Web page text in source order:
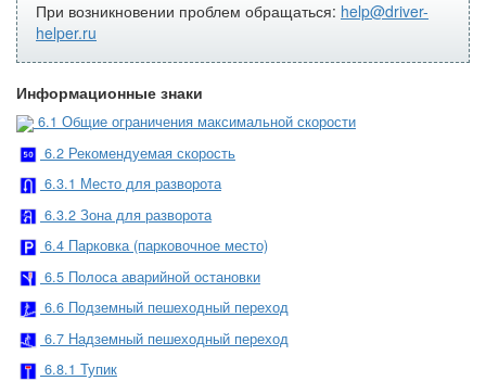
При возникновении проблем обращаться: help@driver-
helper.ru
Информационные знаки
6.1 Общие ограничения максимальной скорости
6.2 Рекомендуемая скорость
6.3.1 Место для разворота
6.3.2 Зона для разворота
6.4 Парковка (парковочное место)
6.5 Полоса аварийной остановки
6.6 Подземный пешеходный переход
6.7 Надземный пешеходный переход
6.8.1 Тупик